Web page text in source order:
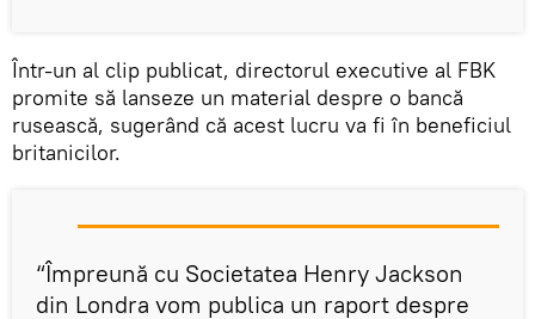
Într-un al clip publicat, directorul executive al FBK
promite să lanseze un material despre o bancă
rusească, sugerând că acest lucru va fi în beneficiul
britanicilor.
“Împreună cu Societatea Henry Jackson
din Londra vom publica un raport despre